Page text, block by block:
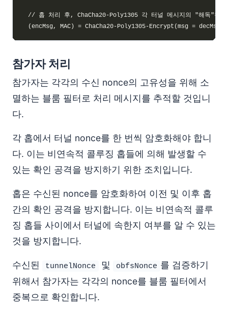
참가자 처리
참가자는 각각의 수신 nonce의 고유성을 위해 소
멸하는 블룸 필터로 처리 메시지를 추적할 것입니
다.
각 홉에서 터널 nonce를 한 번씩 암호화해야 합니
다. 이는 비연속적 콜루징 홉들에 의해 발생할 수
있는 확인 공격을 방지하기 위한 조치입니다.
홉은 수신된 nonce를 암호화하여 이전 및 이후 홉
간의 확인 공격을 방지합니다. 이는 비연속적 콜루
징 홉들 사이에서 터널에 속한지 여부를 알 수 있는
것을 방지합니다.
수신된 tunnelNonce 및 obfsNonce 를 검증하기
위해서 참가자는 각각의 nonce를 블룸 필터에서
중복으로 확인합니다.